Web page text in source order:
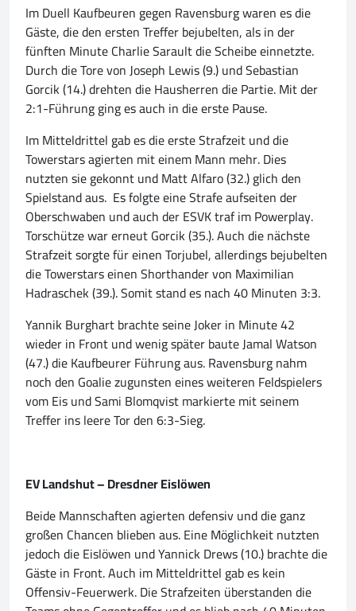
Im Duell Kaufbeuren gegen Ravensburg waren es die
Gäste, die den ersten Treffer bejubelten, als in der
fünften Minute Charlie Sarault die Scheibe einnetzte.
Durch die Tore von Joseph Lewis (9.) und Sebastian
Gorcik (14.) drehten die Hausherren die Partie. Mit der
2:1-Führung ging es auch in die erste Pause.
Im Mitteldrittel gab es die erste Strafzeit und die
Towerstars agierten mit einem Mann mehr. Dies
nutzten sie gekonnt und Matt Alfaro (32.) glich den
Spielstand aus. Es folgte eine Strafe aufseiten der
Oberschwaben und auch der ESVK traf im Powerplay.
Torschütze war erneut Gorcik (35.). Auch die nächste
Strafzeit sorgte für einen Torjubel, allerdings bejubelten
die Towerstars einen Shorthander von Maximilian
Hadraschek (39.). Somit stand es nach 40 Minuten 3:3.
Yannik Burghart brachte seine Joker in Minute 42
wieder in Front und wenig später baute Jamal Watson
(47.) die Kaufbeurer Führung aus. Ravensburg nahm
noch den Goalie zugunsten eines weiteren Feldspielers
vom Eis und Sami Blomqvist markierte mit seinem
Treffer ins leere Tor den 6:3-Sieg.
EV Landshut – Dresdner Eislöwen
Beide Mannschaften agierten defensiv und die ganz
großen Chancen blieben aus. Eine Möglichkeit nutzten
jedoch die Eislöwen und Yannick Drews (10.) brachte die
Gäste in Front. Auch im Mitteldrittel gab es kein
Offensiv-Feuerwerk. Die Strafzeiten überstanden die